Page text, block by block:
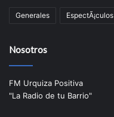
Generales EspectÃ¡culos
Nosotros
FM Urquiza Positiva
"La Radio de tu Barrio"